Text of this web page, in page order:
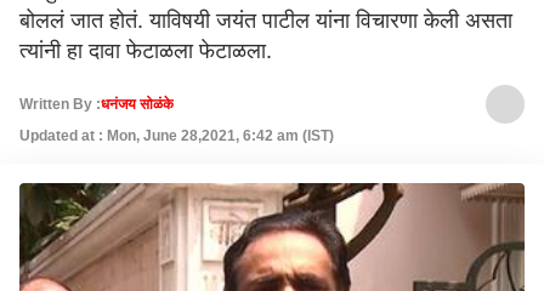
बोललं जात होतं. याविषयी जयंत पाटील यांना विचारणा केली असता
त्यांनी हा दावा फेटाळला फेटाळला.
Written By :धनंजय सोळंके
Updated at : Mon, June 28,2021, 6:42 am (IST)